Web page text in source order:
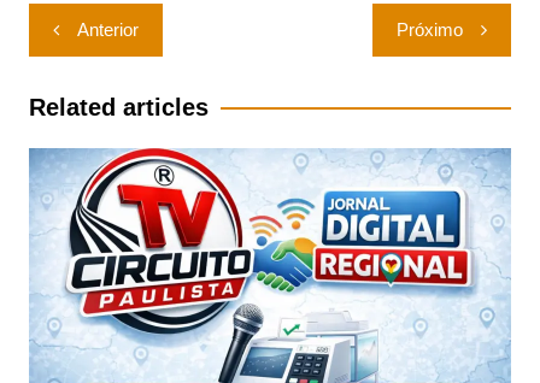
Navegação
de
Post
Anterior Próximo
Related articles